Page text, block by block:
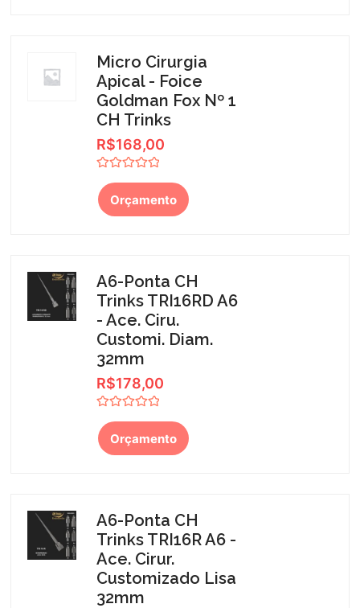
Micro Cirurgia
Apical - Foice
Goldman Fox Nº 1
CH Trinks
R$168,00
0
de
5
Orçamento
A6-Ponta CH
Trinks TRI16RD A6
- Ace. Ciru.
Customi. Diam.
32mm
R$178,00
0
de
5
Orçamento
A6-Ponta CH
Trinks TRI16R A6 -
Ace. Cirur.
Customizado Lisa
32mm